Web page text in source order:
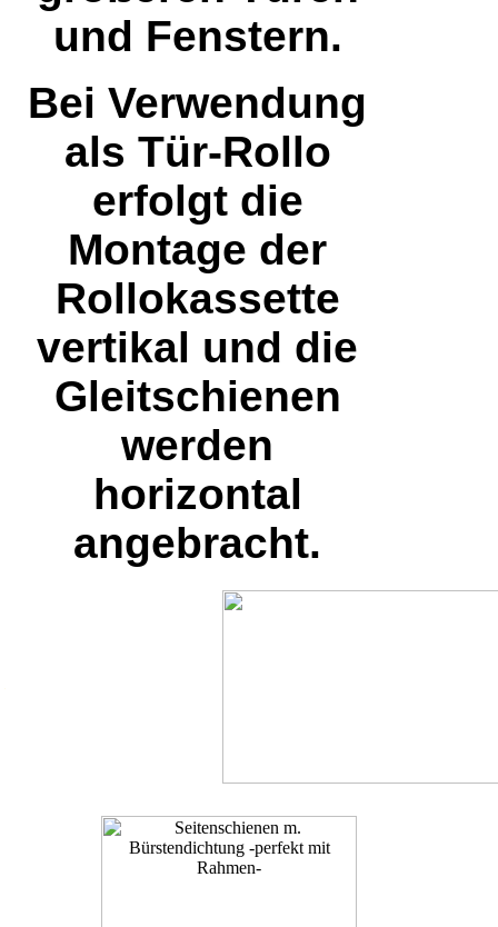
und Fenstern.
Bei Verwendung
als Tür-Rollo
erfolgt die
Montage der
Rollokassette
vertikal und die
Gleitschienen
werden
horizontal
angebracht.